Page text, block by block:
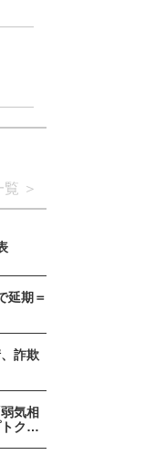
覧
延期＝
詐欺
気相
クア